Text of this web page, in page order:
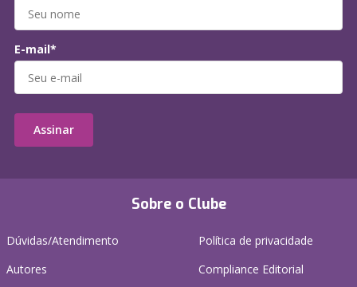
Sobre o Clube
Dúvidas/Atendimento
Autores
Política de privacidade
Compliance Editorial
E-mail*
Assinar